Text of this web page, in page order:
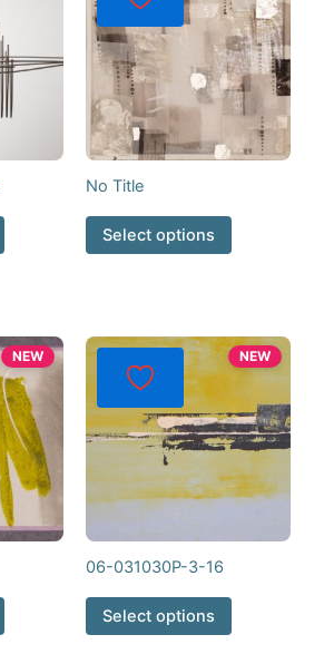
No Title
Select options
NEW NEW
06-031030P-3-16
Select options